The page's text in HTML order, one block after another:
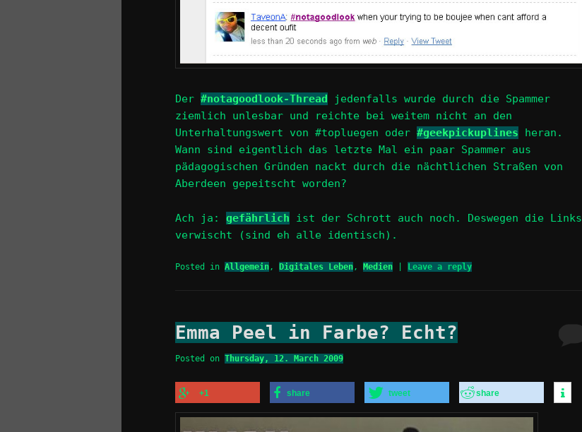
Der #notagoodlook-Thread jedenfalls wurde durch die Spammer
ziemlich unlesbar und reichte bei weitem nicht an den
Unterhaltungswert von #topluegen oder #geekpickuplines heran.
Wann sind eigentlich das letzte Mal ein paar Spammer aus
pädagogischen Gründen nackt durch die nächtlichen Straßen von
Aberdeen gepeitscht worden?
Ach ja: gefährlich ist der Schrott auch noch. Deswegen die Links
verwischt (sind eh alle identisch).
Posted in Allgemein, Digitales Leben, Medien Leave a reply
Emma Peel in Farbe? Echt?
Posted on Thursday, 12. March 2009
+1 share tweet share